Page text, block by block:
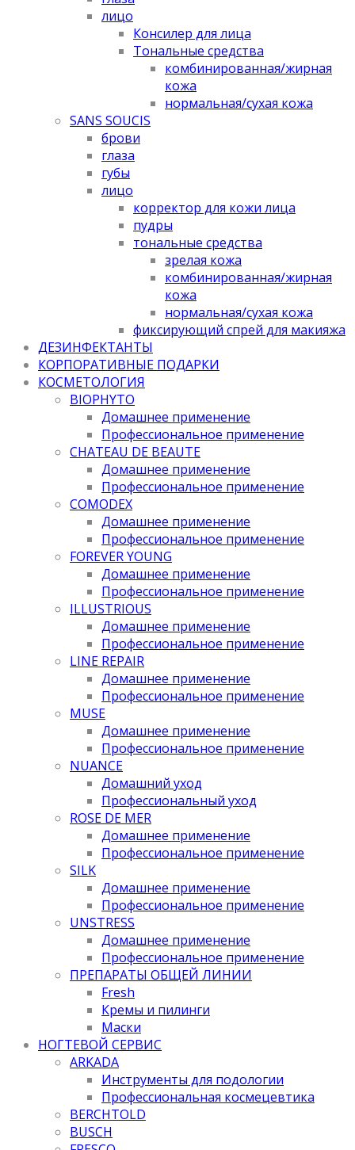
лицо
Консилер для лица
Тональные средства
комбинированная/жирная
кожа
нормальная/cухая кожа
SANS SOUCIS
брови
глаза
губы
лицо
корректор для кожи лица
пудры
тональные средства
зрелая кожа
комбинированная/жирная
кожа
нормальная/cухая кожа
фиксирующий спрей для макияжа
ДЕЗИНФЕКТАНТЫ
КОРПОРАТИВНЫЕ ПОДАРКИ
КОСМЕТОЛОГИЯ
BIOPHYTO
Домашнее применение
Профессиональное применение
CHATEAU DE BEAUTE
Домашнее применение
Профессиональное применение
COMODEX
Домашнее применение
Профессиональное применение
FOREVER YOUNG
Домашнее применение
Профессиональное применение
ILLUSTRIOUS
Домашнее применение
Профессиональное применение
LINE REPAIR
Домашнее применение
Профессиональное применение
MUSE
Домашнее применение
Профессиональное применение
NUANCE
Домашний уход
Профессиональный уход
ROSE DE MER
Домашнее применение
Профессиональное применение
SILK
Домашнее применение
Профессиональное применение
UNSTRESS
Домашнее применение
Профессиональное применение
ПРЕПАРАТЫ ОБЩЕЙ ЛИНИИ
Fresh
Кремы и пилинги
Маски
НОГТЕВОЙ СЕРВИС
ARKADA
Инструменты для подологии
Профессиональная космецевтика
BERCHTOLD
BUSCH